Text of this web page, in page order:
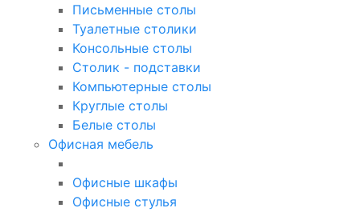
Письменные столы
Туалетные столики
Консольные столы
Столик - подставки
Компьютерные столы
Круглые столы
Белые столы
Офисная мебель
Офисные шкафы
Офисные стулья